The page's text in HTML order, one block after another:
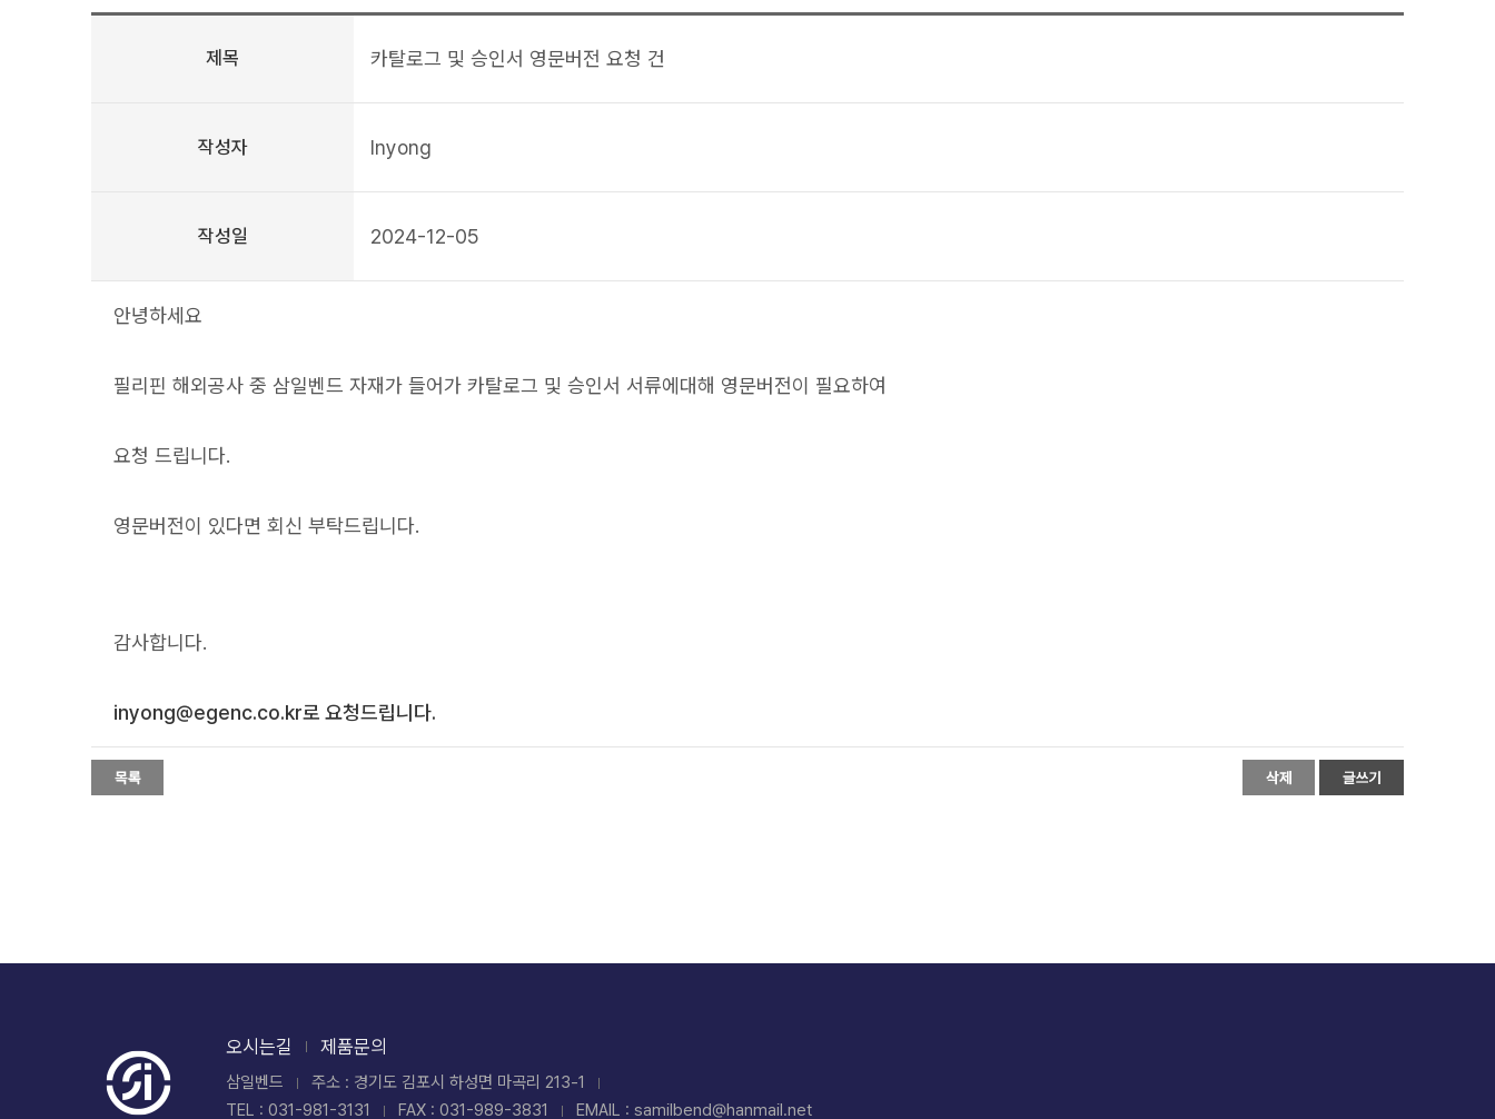
제목 카탈로그 및 승인서 영문버전 요청 건
작성자 Inyong
작성일 2024-12-05
안녕하세요
필리핀 해외공사 중 삼일벤드 자재가 들어가 카탈로그 및 승인서 서류에대해 영문버전이 필요하여
요청 드립니다.
영문버전이 있다면 회신 부탁드립니다.
감사합니다.
inyong@egenc.co.kr로 요청드립니다.
오시는길 제품문의
삼일벤드
주소 : 경기도 김포시 하성면 마곡리 213-1
TEL : 031-981-3131
FAX : 031-989-3831 EMAIL : samilbend@hanmail.net